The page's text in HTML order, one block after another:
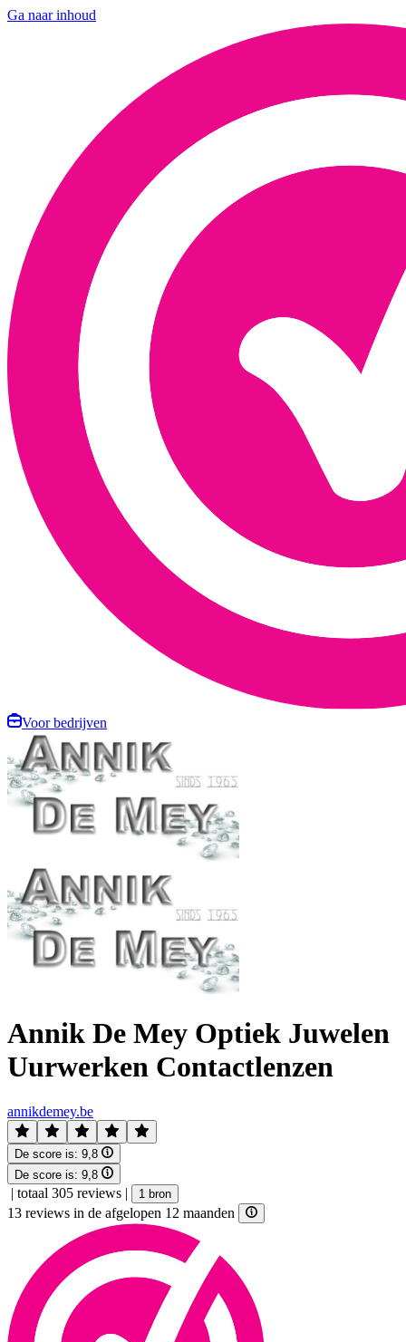
Ga naar inhoud
Voor bedrijven
Annik De Mey Optiek Juwelen
Uurwerken Contactlenzen
annikdemey.be
De score is: 9,8
De score is: 9,8
| totaal 305 reviews | 1 bron
13 reviews in de afgelopen 12 maanden